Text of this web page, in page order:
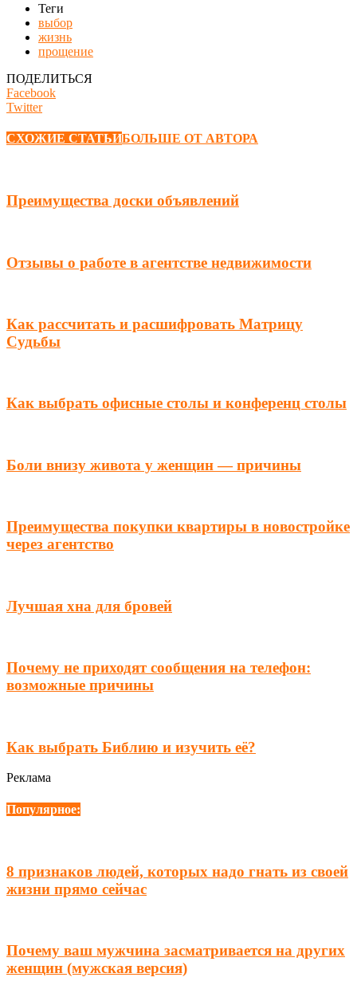
Теги
выбор
жизнь
прощение
ПОДЕЛИТЬСЯ
Facebook
Twitter
СХОЖИЕ СТАТЬИБОЛЬШЕ ОТ АВТОРА
Преимущества доски объявлений
Отзывы о работе в агентстве недвижимости
Как рассчитать и расшифровать Матрицу
Судьбы
Как выбрать офисные столы и конференц столы
Боли внизу живота у женщин — причины
Преимущества покупки квартиры в новостройке
через агентство
Лучшая хна для бровей
Почему не приходят сообщения на телефон:
возможные причины
Как выбрать Библию и изучить её?
Реклама
Популярное:
8 признаков людей, которых надо гнать из своей
жизни прямо сейчас
Почему ваш мужчина засматривается на других
женщин (мужская версия)